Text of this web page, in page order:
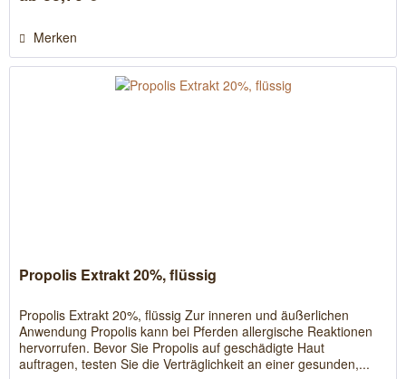
Merken
Propolis Extrakt 20%, flüssig
Propolis Extrakt 20%, flüssig Zur inneren und äußerlichen
Anwendung Propolis kann bei Pferden allergische Reaktionen
hervorrufen. Bevor Sie Propolis auf geschädigte Haut
auftragen, testen Sie die Verträglichkeit an einer gesunden,...